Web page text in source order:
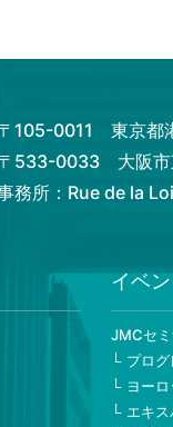
105-0011 東京都
533-0033 大阪市
務所：Rue de la
イベ
JMCセ
プロ
ヨー
エキ